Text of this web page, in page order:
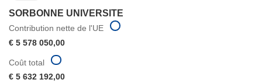
SORBONNE UNIVERSITE
Contribution nette de l'UE
€ 5 578 050,00
Coût total
€ 5 632 192,00